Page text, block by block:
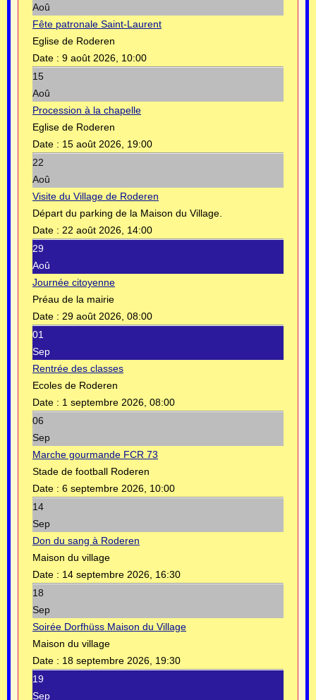
Aoû
Fête patronale Saint-Laurent
Eglise de Roderen
Date : 9 août 2026, 10:00
15
Aoû
Procession à la chapelle
Eglise de Roderen
Date : 15 août 2026, 19:00
22
Aoû
Visite du Village de Roderen
Départ du parking de la Maison du Village.
Date : 22 août 2026, 14:00
29
Aoû
Journée citoyenne
Préau de la mairie
Date : 29 août 2026, 08:00
01
Sep
Rentrée des classes
Ecoles de Roderen
Date : 1 septembre 2026, 08:00
06
Sep
Marche gourmande FCR 73
Stade de football Roderen
Date : 6 septembre 2026, 10:00
14
Sep
Don du sang à Roderen
Maison du village
Date : 14 septembre 2026, 16:30
18
Sep
Soirée Dorfhüss Maison du Village
Maison du village
Date : 18 septembre 2026, 19:30
19
Sep